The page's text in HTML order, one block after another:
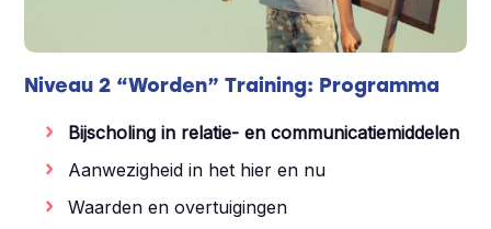
Niveau 2 “Worden” Training: Programma
Bijscholing in relatie- en communicatiemiddelen
Aanwezigheid in het hier en nu
Waarden en overtuigingen